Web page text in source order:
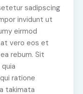
sadipscing
invidunt ut
eirmod
vero eos et
rebum. Sit
ratione
takimata